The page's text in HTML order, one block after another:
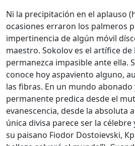
Ni la precipitación en el aplauso
ocasiones erraron los palmeros
impertinencia de algún móvil
maestro. Sokolov es el artífice
permanezca impasible ante ella.
conoce hoy aspaviento alguno,
las fibras. En un mundo
permanente predica desde el
evanescencia, desde la absoluta
única divisa parece ser la
su paisano Fiodor Dostoievski,